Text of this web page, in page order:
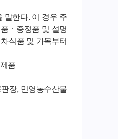
말한다. 이 경우 주
ㆍ증정품 및 설명
식품 및 가목부터
품
장, 민영농수산물